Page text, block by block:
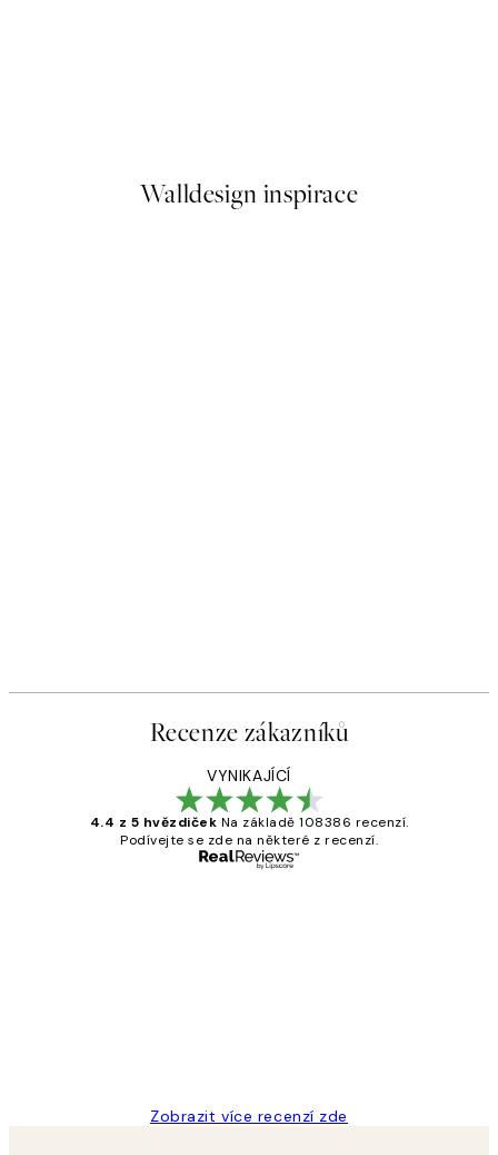
Walldesign inspirace
Recenze zákazníků
VYNIKAJÍCÍ
4.4 z 5 hvězdiček Na základě 108386 recenzí.
Podívejte se zde na některé z recenzí.
Zobrazit více recenzí zde